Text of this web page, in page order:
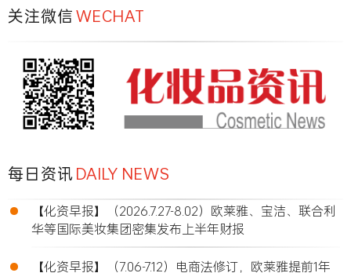
关注微信WECHAT
每日资讯DAILY NEWS
•
【化资早报】（2026.7.27-8.02）欧莱雅、宝洁、联合利
华等国际美妆集团密集发布上半年财报
【化资早报】（7.06-7.12）电商法修订，欧莱雅提前1年